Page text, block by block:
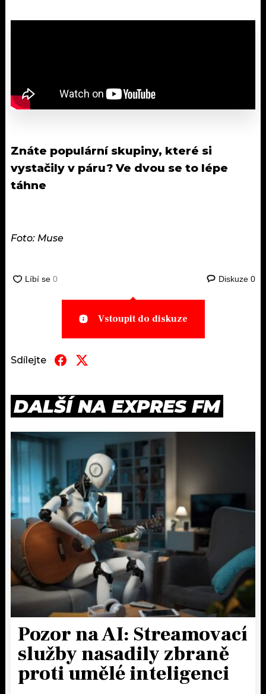
Znáte populární skupiny, které si
vystačily v páru? Ve dvou se to lépe
táhne
Foto: Muse
Diskuze 0
Vstoupit do diskuze
Sdílejte
DALŠÍ NA EXPRES FM
Pozor na AI: Streamovací
služby nasadily zbraně
proti umělé inteligenci